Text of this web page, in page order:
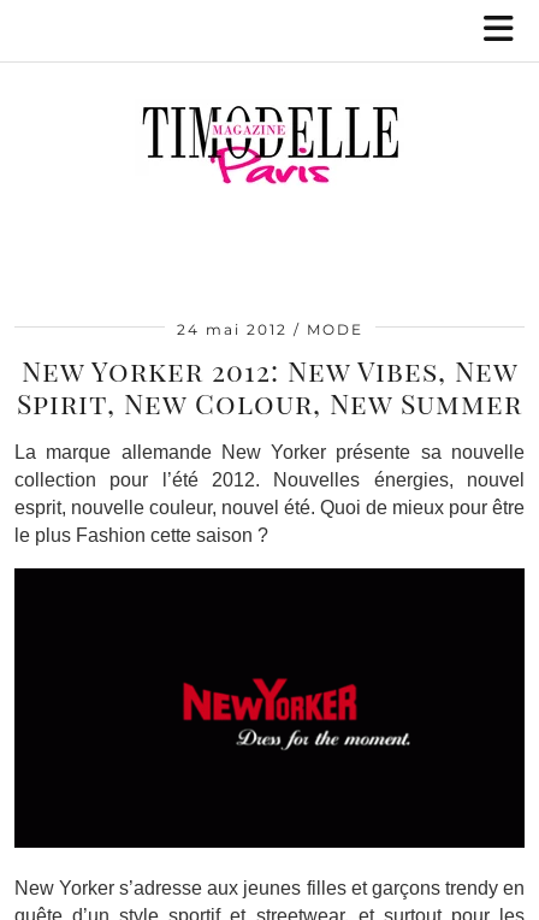
24 mai 2012 MODE
New Yorker 2012: New Vibes, New
Spirit, New Colour, New Summer
La marque allemande New Yorker présente sa nouvelle
collection pour l’été 2012. Nouvelles énergies, nouvel
esprit, nouvelle couleur, nouvel été. Quoi de mieux pour être
le plus Fashion cette saison ?
New Yorker s’adresse aux jeunes filles et garçons trendy en